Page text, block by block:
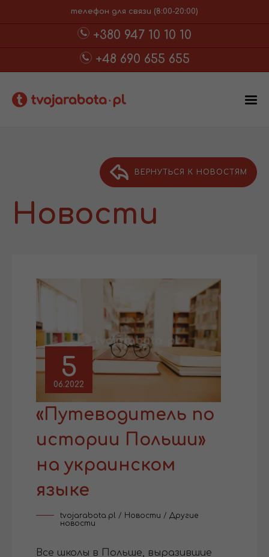
телефон для связи (8:00-20:00)
+380 947 10 10 10
+48 690 655 655
ВЕРНУТЬСЯ К НОВОСТЯМ
Новости
5
06.2022
«Путеводитель по
истории Польши»
на украинском
языке
tvojarabota.pl / Новости / Другие
новости
Все школы в Польше, выразившие